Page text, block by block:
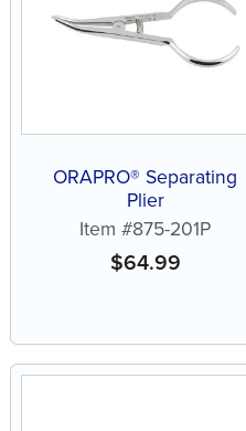
ORAPRO® Separating
Plier
Item #875-201P
$64.99